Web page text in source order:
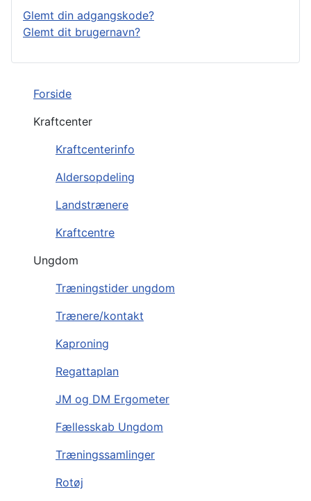
Forside
Kraftcenter
Kraftcenterinfo
Aldersopdeling
Landstrænere
Kraftcentre
Ungdom
Træningstider ungdom
Trænere/kontakt
Kaproning
Regattaplan
JM og DM Ergometer
Fællesskab Ungdom
Træningssamlinger
Rotøj
Glemt din adgangskode?
Glemt dit brugernavn?